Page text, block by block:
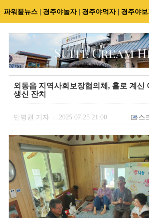
파워풀뉴스 경주야놀자| 경주야먹자| 경주야
외동읍 지역사회보장협의체, 홀로 계신
생신 잔치
민병권 기자 2025.07.25 21:00 스